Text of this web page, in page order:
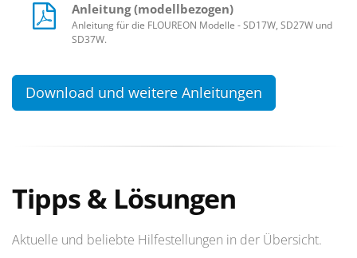
Anleitung (modellbezogen)
Anleitung für die FLOUREON Modelle - SD17W, SD27W und
SD37W.
Download und weitere Anleitungen
Tipps & Lösungen
Aktuelle und beliebte Hilfestellungen in der Übersicht.